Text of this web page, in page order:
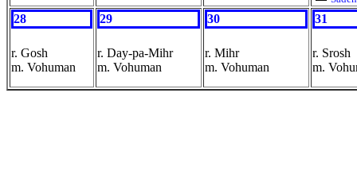
28
r. Gosh
m. Vohuman
29
r. Day-pa-Mihr
m. Vohuman
30
r. Mihr
m. Vohuman
31
r. Srosh
m.